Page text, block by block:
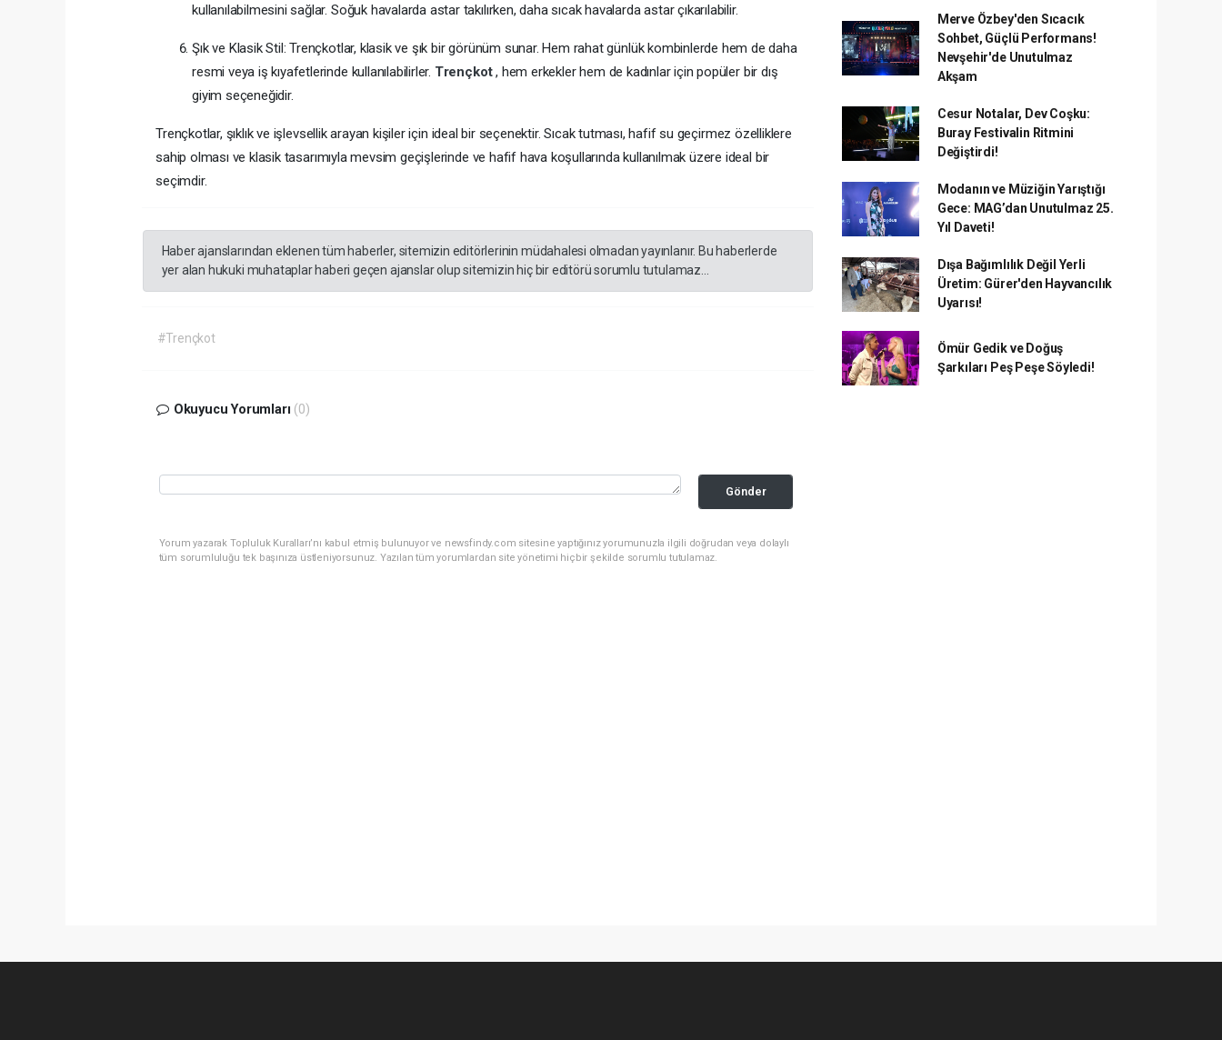
kullanılabilmesini sağlar. Soğuk havalarda astar takılırken, daha sıcak havalarda astar çıkarılabilir.
Şık ve Klasik Stil: Trençkotlar, klasik ve şık bir görünüm sunar. Hem rahat günlük kombinlerde hem de daha
resmi veya iş kıyafetlerinde kullanılabilirler. Trençkot, hem erkekler hem de kadınlar için popüler bir dış
giyim seçeneğidir.
Trençkotlar, şıklık ve işlevsellik arayan kişiler için ideal bir seçenektir. Sıcak tutması, hafif su geçirmez özelliklere
sahip olması ve klasik tasarımıyla mevsim geçişlerinde ve hafif hava koşullarında kullanılmak üzere ideal bir
seçimdir.
Haber ajanslarından eklenen tüm haberler, sitemizin editörlerinin müdahalesi olmadan yayınlanır. Bu haberlerde
yer alan hukuki muhataplar haberi geçen ajanslar olup sitemizin hiç bir editörü sorumlu tutulamaz...
#Trençkot
Okuyucu Yorumları (0)
Gönder
Yorum yazarak Topluluk Kuralları’nı kabul etmiş bulunuyor ve newsfindy.com sitesine yaptığınız yorumunuzla ilgili doğrudan veya dolaylı
tüm sorumluluğu tek başınıza üstleniyorsunuz. Yazılan tüm yorumlardan site yönetimi hiçbir şekilde sorumlu tutulamaz.
Merve Özbey'den Sıcacık
Sohbet, Güçlü Performans!
Nevşehir'de Unutulmaz
Akşam
Cesur Notalar, Dev Coşku:
Buray Festivalin Ritmini
Değiştirdi!
Modanın ve Müziğin Yarıştığı
Gece: MAG’dan Unutulmaz 25.
Yıl Daveti!
Dışa Bağımlılık Değil Yerli
Üretim: Gürer'den Hayvancılık
Uyarısı!
Ömür Gedik ve Doğuş
Şarkıları Peş Peşe Söyledi!